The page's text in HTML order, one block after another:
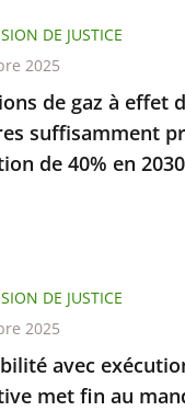
de gaz à effet
suffisamment
de 40% en 2030
DE JUSTICE
2025
avec
met fin au
DE JUSTICE
2025